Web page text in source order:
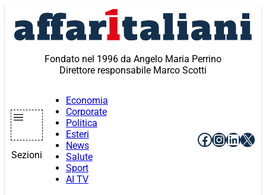
contenuto
Fondato nel 1996 da Angelo Maria Perrino
Direttore responsabile Marco Scotti
Sezioni
Economia
Corporate
Politica
Esteri
News
Salute
Sport
AI TV
Facebook
X